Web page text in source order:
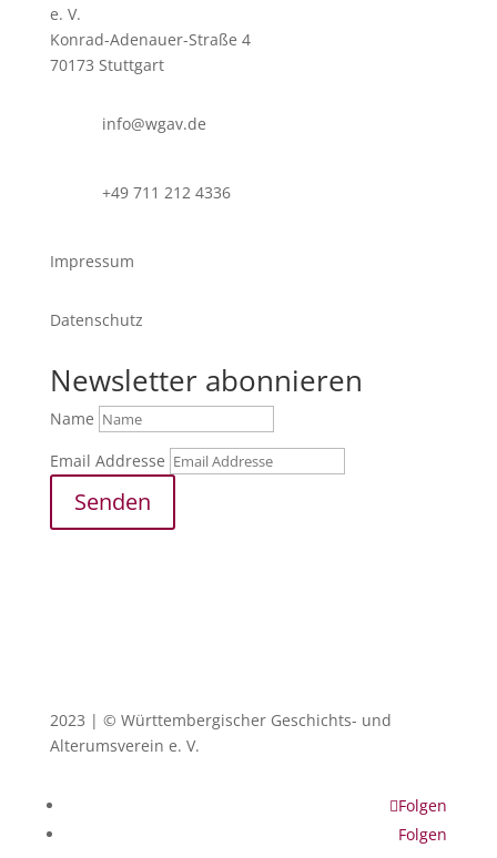
e. V.
Konrad-Adenauer-Straße 4
70173 Stuttgart
info@wgav.de
+49 711 212 4336
Impressum
Datenschutz
Newsletter abonnieren
Name
Email Addresse
Senden
2023 | © Württembergischer Geschichts- und
Alterumsverein e. V.
Folgen
Folgen